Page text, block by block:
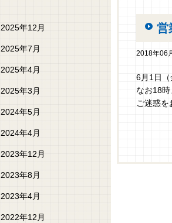
2025年12月
2025年7月
2025年4月
2025年3月
2024年5月
2024年4月
2023年12月
2023年8月
2023年4月
2022年12月
営
2018年06
6月1日（
なお18
ご迷惑を